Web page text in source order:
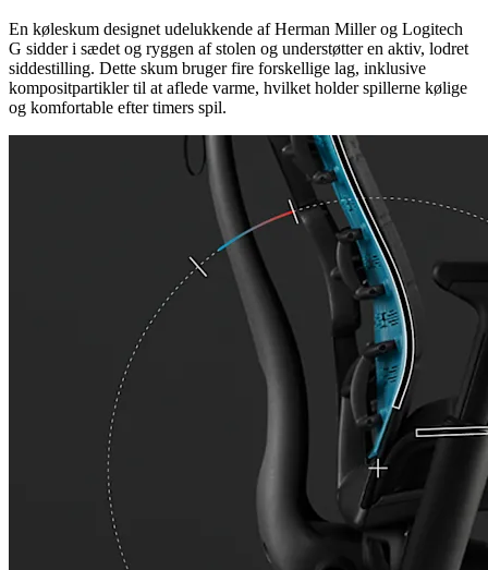
En køleskum designet udelukkende af Herman Miller og Logitech
G sidder i sædet og ryggen af stolen og understøtter en aktiv, lodret
siddestilling. Dette skum bruger fire forskellige lag, inklusive
kompositpartikler til at aflede varme, hvilket holder spillerne kølige
og komfortable efter timers spil.